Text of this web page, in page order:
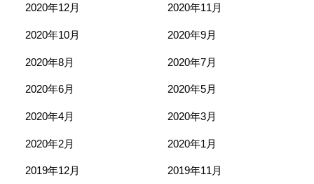
2020年12月 2020年11月
2020年10月 2020年9月
2020年8月 2020年7月
2020年6月 2020年5月
2020年4月 2020年3月
2020年2月 2020年1月
2019年12月 2019年11月